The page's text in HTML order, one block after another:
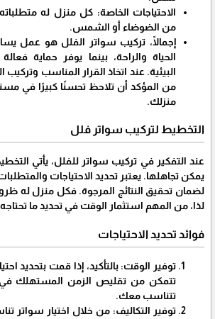
الاحتياجات الخاصة: كل منزل له
من الضوضاء أو الشمس.
إجمالًا، تركيب سواتر الفلل هو عمل
الحياة والراحة، بينما يوفر حماية
البيئية. عند اتخاذ القرار المناسب وتركيب
من المؤكد أن تلاحظ تحسنًا كبيرًا في
منزلك.
التخطيط لتركيب سواتر فلل
عند التفكير في تركيب سواتر للفلل، يأتي
يمكن تجاهلها. يعتبر تحديد الاحتياجات
لضمان تحقيق النتائج المرجوة. فكل منزل له
لذا، من المهم استثمار الوقت في تحديد ما
فوائد تحديد الاحتياجات
توفير الوقت: بالتأكيد، إذا قمت بتحديد
تتمكن من تقليص الزمن المستهلك في
تتناسب معك.
توفير التكاليف: من خلال اختيار سواتر